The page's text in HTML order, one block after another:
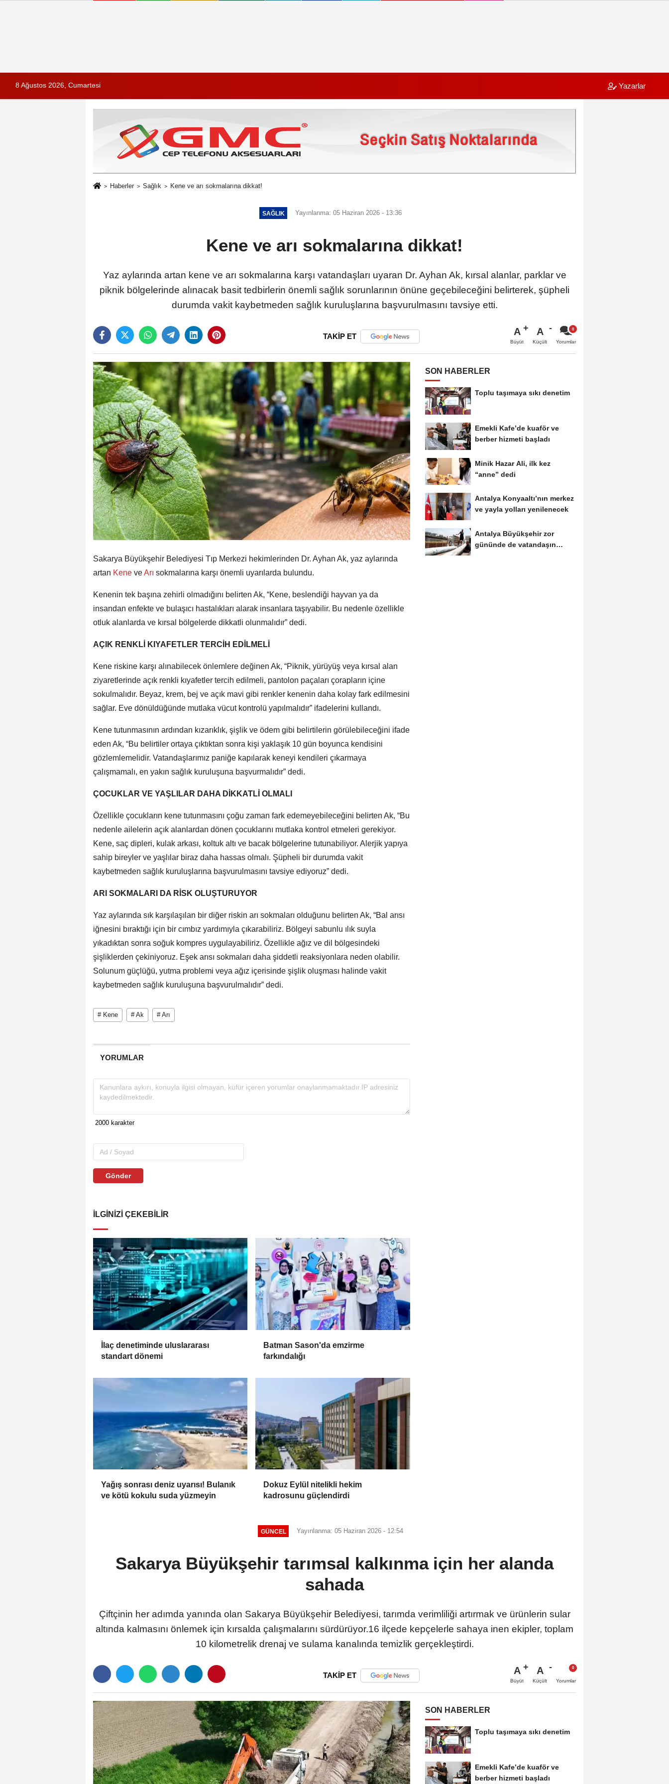
8 Ağustos 2026, Cumartesi Yazarlar
Haberler Sağlık Kene ve arı sokmalarına dikkat!
SAĞLIK Yayınlanma: 05 Haziran 2026 - 13:36
Kene ve arı sokmalarına dikkat!
Yaz aylarında artan kene ve arı sokmalarına karşı vatandaşları uyaran Dr. Ayhan Ak, kırsal alanlar, parklar ve
piknik bölgelerinde alınacak basit tedbirlerin önemli sağlık sorunlarının önüne geçebileceğini belirterek, şüpheli
durumda vakit kaybetmeden sağlık kuruluşlarına başvurulmasını tavsiye etti.
TAKİP ET A
Büyüt
A
Küçült Yorumlar
Sakarya Büyükşehir Belediyesi Tıp Merkezi hekimlerinden Dr. Ayhan Ak, yaz aylarında
artan Kene veArı sokmalarına karşı önemli uyarılarda bulundu.
Kenenin tek başına zehirli olmadığını belirten Ak, “Kene, beslendiği hayvan ya da
insandan enfekte ve bulaşıcı hastalıkları alarak insanlara taşıyabilir. Bu nedenle özellikle
otluk alanlarda ve kırsal bölgelerde dikkatli olunmalıdır” dedi.
AÇIK RENKLİ KIYAFETLER TERCİH EDİLMELİ
Kene riskine karşı alınabilecek önlemlere değinen Ak, “Piknik, yürüyüş veya kırsal alan
ziyaretlerinde açık renkli kıyafetler tercih edilmeli, pantolon paçaları çorapların içine
sokulmalıdır. Beyaz, krem, bej ve açık mavi gibi renkler kenenin daha kolay fark edilmesini
sağlar. Eve dönüldüğünde mutlaka vücut kontrolü yapılmalıdır” ifadelerini kullandı.
Kene tutunmasının ardından kızarıklık, şişlik ve ödem gibi belirtilerin görülebileceğini ifade
eden Ak, “Bu belirtiler ortaya çıktıktan sonra kişi yaklaşık 10 gün boyunca kendisini
gözlemlemelidir. Vatandaşlarımız paniğe kapılarak keneyi kendileri çıkarmaya
çalışmamalı, en yakın sağlık kuruluşuna başvurmalıdır” dedi.
ÇOCUKLAR VE YAŞLILAR DAHA DİKKATLİ OLMALI
Özellikle çocukların kene tutunmasını çoğu zaman fark edemeyebileceğini belirten Ak, “Bu
nedenle ailelerin açık alanlardan dönen çocuklarını mutlaka kontrol etmeleri gerekiyor.
Kene, saç dipleri, kulak arkası, koltuk altı ve bacak bölgelerine tutunabiliyor. Alerjik yapıya
sahip bireyler ve yaşlılar biraz daha hassas olmalı. Şüpheli bir durumda vakit
kaybetmeden sağlık kuruluşlarına başvurulmasını tavsiye ediyoruz” dedi.
ARI SOKMALARI DA RİSK OLUŞTURUYOR
Yaz aylarında sık karşılaşılan bir diğer riskin arı sokmaları olduğunu belirten Ak, “Bal arısı
iğnesini bıraktığı için bir cımbız yardımıyla çıkarabiliriz. Bölgeyi sabunlu ılık suyla
yıkadıktan sonra soğuk kompres uygulayabiliriz. Özellikle ağız ve dil bölgesindeki
şişliklerden çekiniyoruz. Eşek arısı sokmaları daha şiddetli reaksiyonlara neden olabilir.
Solunum güçlüğü, yutma problemi veya ağız içerisinde şişlik oluşması halinde vakit
kaybetmeden sağlık kuruluşuna başvurulmalıdır” dedi.
# Kene # Ak # Arı
YORUMLAR
Gönder
İLGINIZI ÇEKEBILIR
İlaç denetiminde uluslararası
standart dönemi
Batman Sason'da emzirme
farkındalığı
Yağış sonrası deniz uyarısı! Bulanık
ve kötü kokulu suda yüzmeyin
Dokuz Eylül nitelikli hekim
kadrosunu güçlendirdi
SON HABERLER
Toplu taşımaya sıkı denetim
Emekli Kafe’de kuaför ve
berber hizmeti başladı
Minik Hazar Ali, ilk kez
“anne” dedi
Antalya Konyaaltı’nın merkez
ve yayla yolları yenilenecek
Antalya Büyükşehir zor
gününde de vatandaşın
GÜNCEL Yayınlanma: 05 Haziran 2026 - 12:54
Sakarya Büyükşehir tarımsal kalkınma için her alanda
sahada
Çiftçinin her adımda yanında olan Sakarya Büyükşehir Belediyesi, tarımda verimliliği artırmak ve ürünlerin sular
altında kalmasını önlemek için kırsalda çalışmalarını sürdürüyor.16 ilçede kepçelerle sahaya inen ekipler, toplam
10 kilometrelik drenaj ve sulama kanalında temizlik gerçekleştirdi.
TAKİP ET A
Büyüt
A
Küçült Yorumlar
SON HABERLER
Toplu taşımaya sıkı denetim
Emekli Kafe’de kuaför ve
berber hizmeti başladı